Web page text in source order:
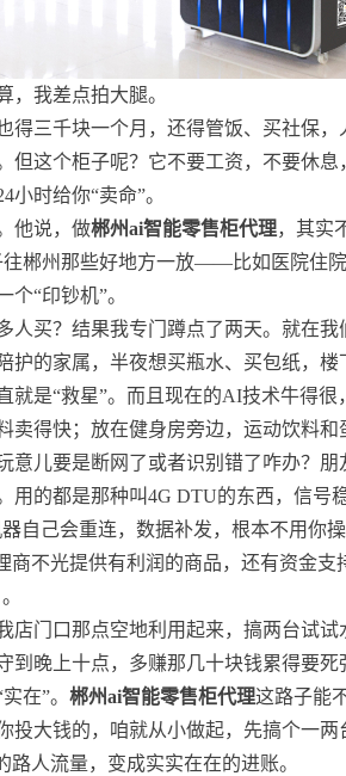
，我差点拍大腿。
得三千块一个月，还得管饭、买社保
但这个柜子呢？它不要工资，不要休
时给你“卖命”。
他说，做郴州ai智能零售柜代理，其实
往郴州那些好地方一放——比如医院住
“印钞机”。
人买？结果我专门蹲点了两天。就在
护的家属，半夜想买瓶水、买包纸，
就是“救星”。而且现在的AI技术牛得很
卖得快；放在健身房旁边，运动饮料和
意儿要是断网了或者识别错了咋办？朋
用的都是那种叫4G DTU的东西，信号
自己会重连，数据补发，根本不用你
商不光提供有利润的商品，还有资金
。
店门口那点空地利用起来，搞两台试
晚上十点，多赚那几十块钱累得要死
在”。郴州ai智能零售柜代理这路子能
投大钱的，咱就从小做起，先搞个一
人流量，变成实实在在的进账。